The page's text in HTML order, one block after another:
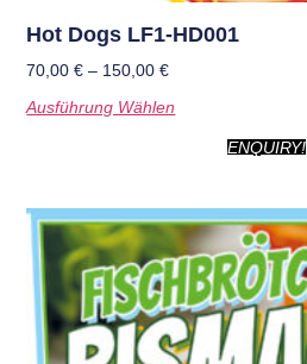
Hot Dogs LF1-HD001
70,00€ – 150,00€
Ausführung Wählen
ENQUIRY!